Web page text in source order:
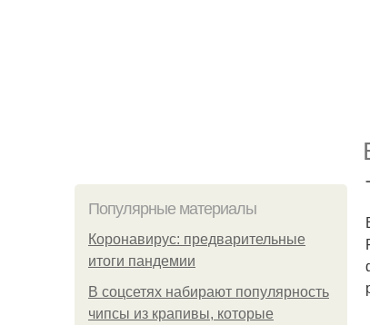
Популярные материалы
Коронавирус: предварительные
итоги пандемии
В соцсетях набирают популярность
чипсы из крапивы, которые